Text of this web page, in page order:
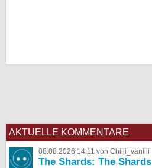
AKTUELLE KOMMENTARE
08.08.2026 14:11 von Chilli_vanilli
The Shards: The Shards